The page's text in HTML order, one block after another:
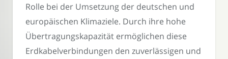
Rolle bei der Umsetzung der deutschen und
europäischen Klimaziele. Durch ihre hohe
Übertragungskapazität ermöglichen diese
Erdkabelverbindungen den zuverlässigen und